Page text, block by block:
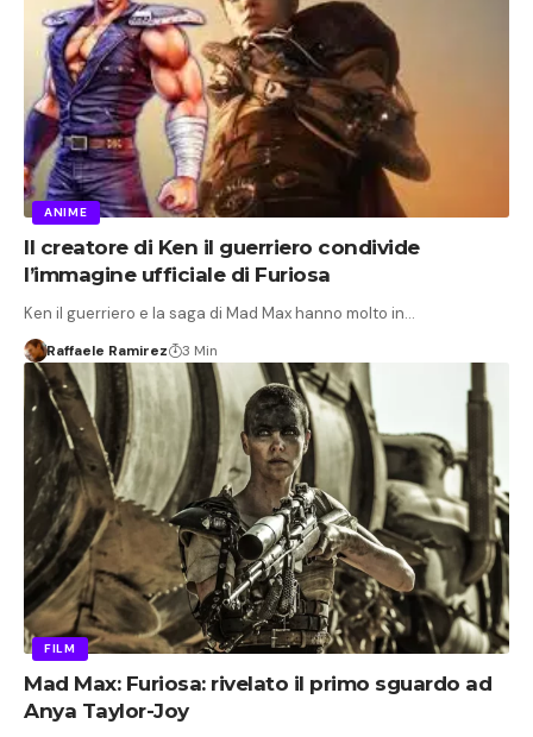
ANIME
Il creatore di Ken il guerriero condivide
l’immagine ufficiale di Furiosa
Ken il guerriero e la saga di Mad Max hanno molto in…
Raffaele Ramirez 3 Min
FILM
Mad Max: Furiosa: rivelato il primo sguardo ad
Anya Taylor-Joy